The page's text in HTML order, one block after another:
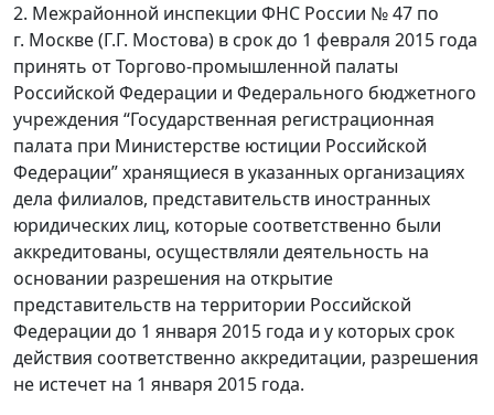
2. Межрайонной инспекции ФНС России № 47 по
г. Москве (Г.Г. Мостова) в срок до 1 февраля 2015 года
принять от Торгово-промышленной палаты
Российской Федерации и Федерального бюджетного
учреждения “Государственная регистрационная
палата при Министерстве юстиции Российской
Федерации” хранящиеся в указанных организациях
дела филиалов, представительств иностранных
юридических лиц, которые соответственно были
аккредитованы, осуществляли деятельность на
основании разрешения на открытие
представительств на территории Российской
Федерации до 1 января 2015 года и у которых срок
действия соответственно аккредитации, разрешения
не истечет на 1 января 2015 года.